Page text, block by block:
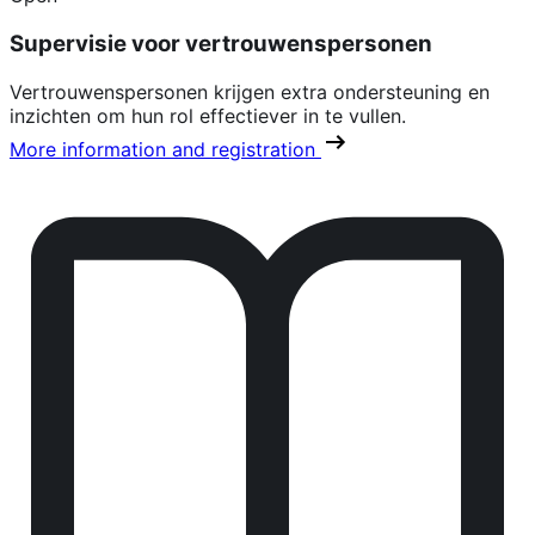
Supervisie voor vertrouwenspersonen
Vertrouwenspersonen krijgen extra ondersteuning en
inzichten om hun rol effectiever in te vullen.
More information and registration